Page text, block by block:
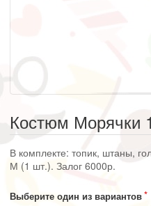
Костюм Морячки 1
В комплекте: топик, штаны,
М (1 шт.). Залог 6000р.
Выберите один из вариантов